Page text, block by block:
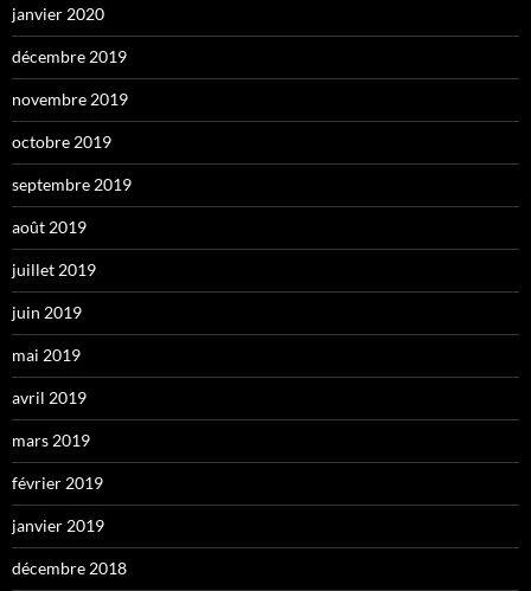
janvier 2020
décembre 2019
novembre 2019
octobre 2019
septembre 2019
août 2019
juillet 2019
juin 2019
mai 2019
avril 2019
mars 2019
février 2019
janvier 2019
décembre 2018